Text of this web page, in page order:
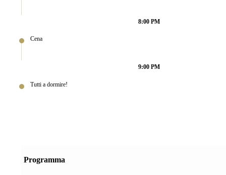
8:00 PM
Cena
9:00 PM
Tutti a dormire!
Programma